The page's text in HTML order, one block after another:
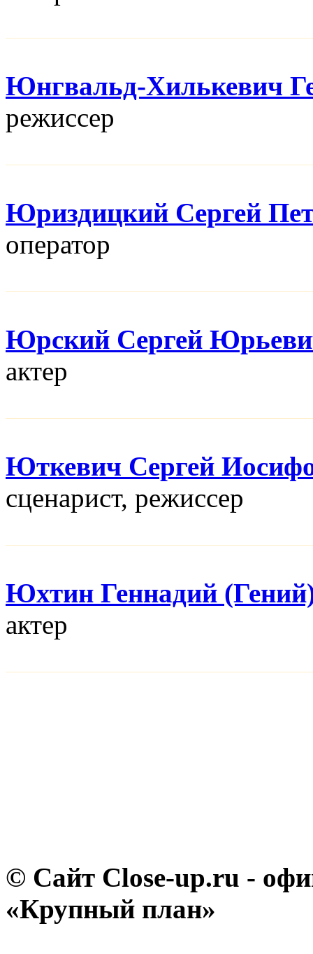
Юнгвальд-Хилькевич
режисcер
Юриздицкий Сергей
оператор
Юрский Сергей
актер
Юткевич Сергей
сценарист, режисcер
Юхтин Геннадий
актер
© Сайт Close-up.ru -
«Крупный план»